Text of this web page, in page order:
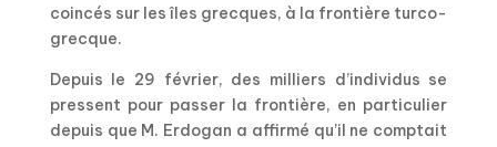
coincés sur les îles grecques, à la frontière turco-
grecque.
Depuis le 29 février, des milliers d’individus se
pressent pour passer la frontière, en particulier
depuis que M. Erdogan a affirmé qu’il ne comptait